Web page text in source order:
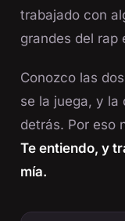
trabajado con
grandes del rap
Conozco las
se la juega, y la
detrás. Por eso
Te entiendo, y
mía.